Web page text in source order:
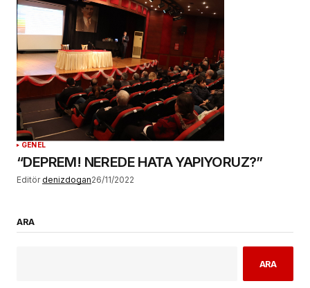
GENEL
“DEPREM! NEREDE HATA YAPIYORUZ?”
Editör denizdogan26/11/2022
ARA
ARA